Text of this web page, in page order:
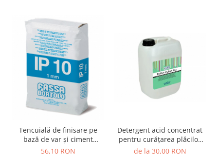
Tencuială de finisare pe
bază de var și ciment
pentru exterior și interior,
56,10 RON
Detergent acid concentrat
pentru curățarea plăcilor
ceramice și a teracotei,
de la 30,00 RON